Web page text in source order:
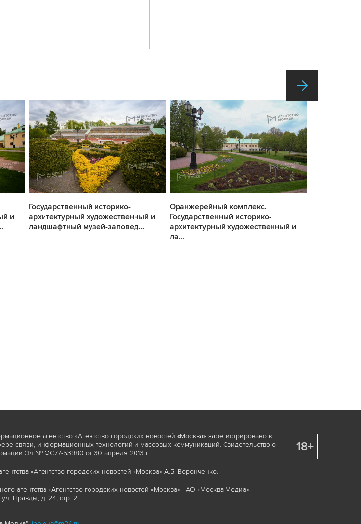
и
Государственный историко-
архитектурный художественный и
ландшафтный музей-заповед...
Оранжерейный комплекс.
Государственный историко-
архитектурный художественный и
ла...
агентство «Агентство городских новостей «Москва» зарегистрировано в
связи, информационных технологий и массовых коммуникаций. Свидетельство о
Эл № ФС77-53980 от 30 апреля 2013 г.
«Агентство городских новостей «Москва» А.Б. Воронченко.
агентства «Агентство городских новостей «Москва» - АО «Москва Медиа».
Правды, д. 24, стр. 2
18+